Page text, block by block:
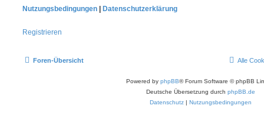
Nutzungsbedingungen
Datenschutzerklärung
Registrieren
Foren-Übersicht Alle
Powered by phpBB® Forum Software © phpBB
Deutsche Übersetzung durch phpBB.de
Datenschutz | Nutzungsbedingungen